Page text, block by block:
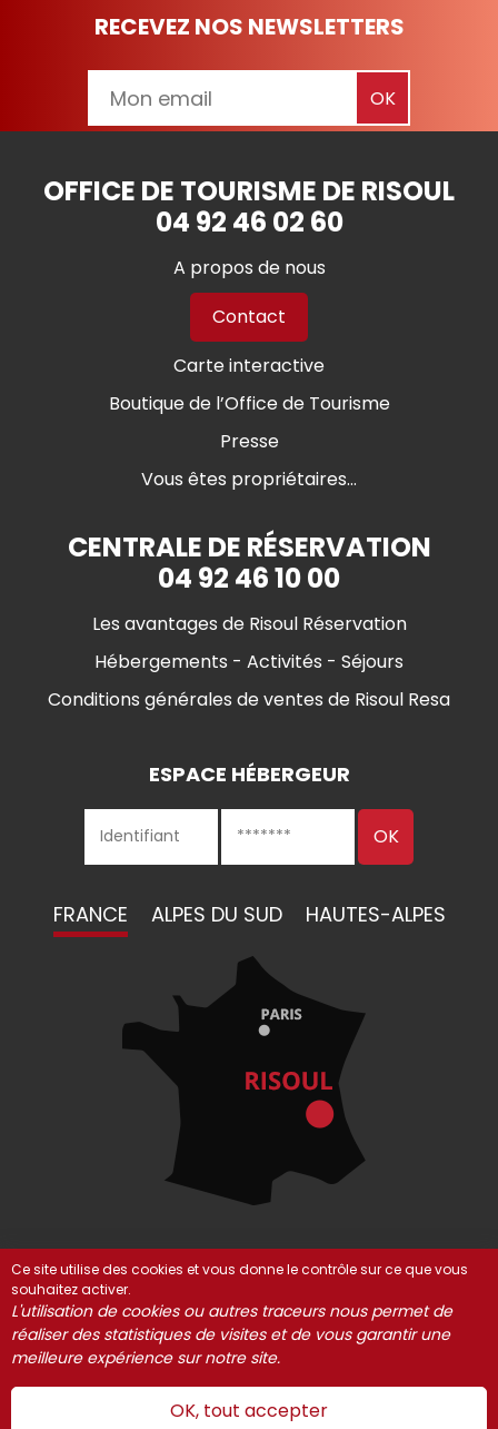
RECEVEZ NOS NEWSLETTERS
OFFICE DE TOURISME DE RISOUL
04 92 46 02 60
A propos de nous
Contact
Carte interactive
Boutique de l’Office de Tourisme
Presse
Vous êtes propriétaires...
CENTRALE DE RÉSERVATION
04 92 46 10 00
Les avantages de Risoul Réservation
Hébergements - Activités - Séjours
Conditions générales de ventes de Risoul Resa
ESPACE HÉBERGEUR
FRANCE ALPES DU SUD HAUTES-ALPES
© Risoul 2021-2025 Mentions Légales
Partenaires
Gestion des cookies
Ce site utilise des cookies et vous donne le contrôle sur ce que vous
souhaitez activer.
L'utilisation de cookies ou autres traceurs nous permet de
réaliser des statistiques de visites et de vous garantir une
meilleure expérience sur notre site.
OK, tout accepter